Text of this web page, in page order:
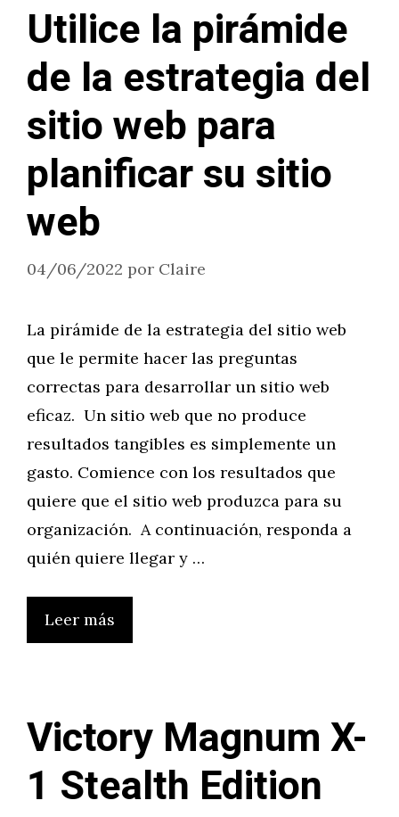
Utilice la pirámide
de la estrategia del
sitio web para
planificar su sitio
web
04/06/2022 por Claire
La pirámide de la estrategia del sitio web
que le permite hacer las preguntas
correctas para desarrollar un sitio web
eficaz. Un sitio web que no produce
resultados tangibles es simplemente un
gasto. Comience con los resultados que
quiere que el sitio web produzca para su
organización. A continuación, responda a
quién quiere llegar y …
Leer más
Victory Magnum X-
1 Stealth Edition